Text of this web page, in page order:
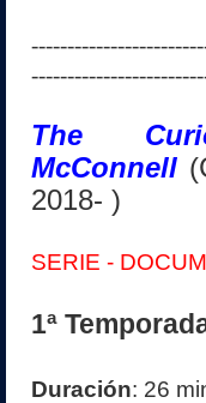
The
McConnell
2018- )
SERIE -
1ª
Duración: 26